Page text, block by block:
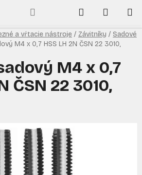
Hľadať
KOŠÍK
a vŕtacie nástroje / Závitníky / Sadové
M4 x 0,7 HSS LH 2N ČSN 22 3010,
M4 x 0,7
ČSN 22 3010,